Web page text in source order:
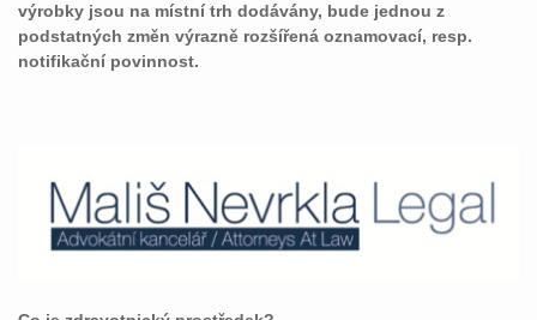
výrobky jsou na místní trh dodávány, bude jednou z
podstatných změn výrazně rozšířená oznamovací, resp.
notifikační povinnost.